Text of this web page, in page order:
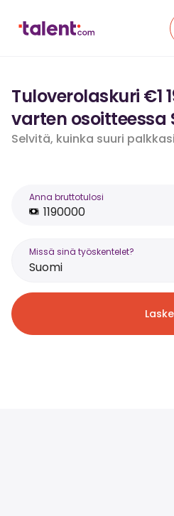
Tuloverolaskuri €1
varten osoitteessa
Selvitä, kuinka suuri
Anna bruttotulosi
Missä sinä työskentelet?
Suomi
Laske